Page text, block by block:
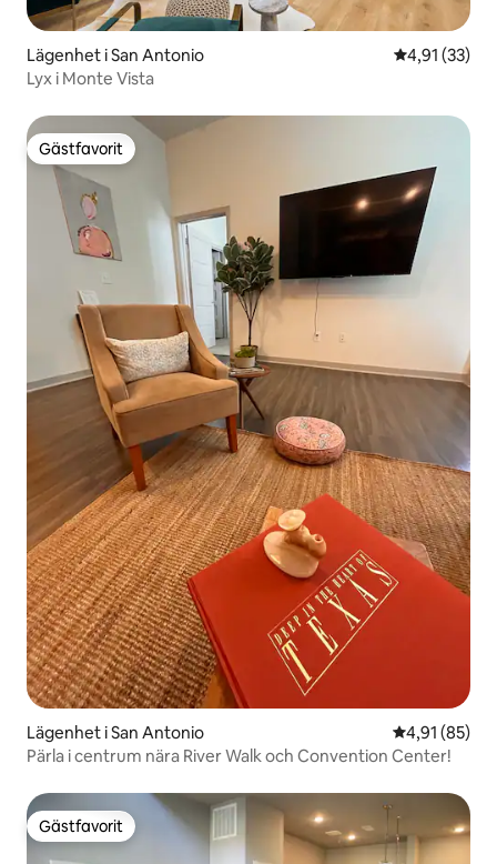
Lägenhet i San Antonio 4,91 av 5 i
4,91 (33)
Lyx i Monte Vista
Gästfavorit
Gästfavorit
Lägenhet i San Antonio 4,91 av 5 i
4,91 (85)
Pärla i centrum nära River Walk och Convention Center!
Gästfavorit
Gästfavorit